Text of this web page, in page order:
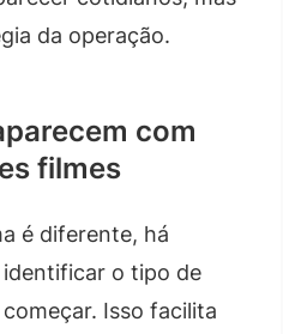
da operação.
com
filmes
é diferente, há
identificar o tipo de
Isso facilita